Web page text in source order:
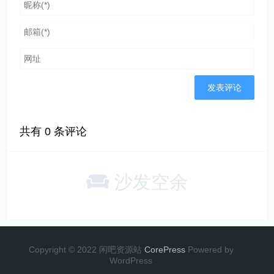
共有0 条评论
沙发空余
Copyright © 2022 闲吧资源站 CorePress Powered by
WordPress